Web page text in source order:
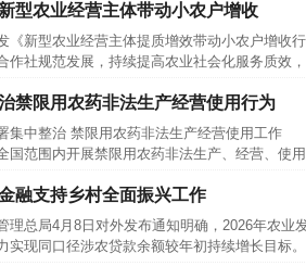
型农业经营主体带动小农户增收
新型农业经营主体提质增效带动小农户增收
作社规范发展，持续提高农业社会化服务质效
禁限用农药非法生产经营使用行为
中整治 禁限用农药非法生产经营使用工作
国范围内开展禁限用农药非法生产、经营、使
融支持乡村全面振兴工作
总局4月8日对外发布通知明确，2026年农业
实现同口径涉农贷款余额较年初持续增长目